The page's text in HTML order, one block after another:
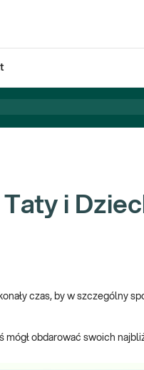
i
czas, by w szczególny
obdarować swoich